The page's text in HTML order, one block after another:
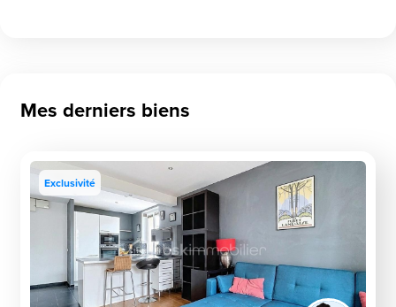
Mes derniers biens
Exclusivité